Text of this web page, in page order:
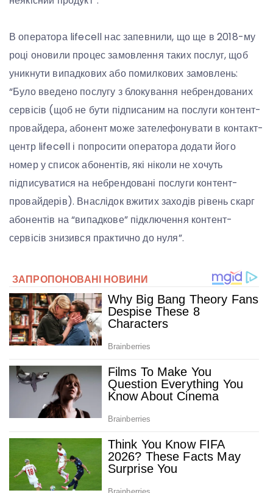
В оператора lifecell нас запевнили, що ще в 2018-му
році оновили процес замовлення таких послуг, щоб
уникнути випадкових або помилкових замовлень:
“Було введено послугу з блокування небрендованих
сервісів (щоб не бути підписаним на послуги контент-
провайдера, абонент може зателефонувати в контакт-
центр lifecell і попросити оператора додати його
номер у список абонентів, які ніколи не хочуть
підписуватися на небрендовані послуги контент-
провайдерів). Внаслідок вжитих заходів рівень скарг
абонентів на “випадкове” підключення контент-
сервісів знизився практично до нуля”.